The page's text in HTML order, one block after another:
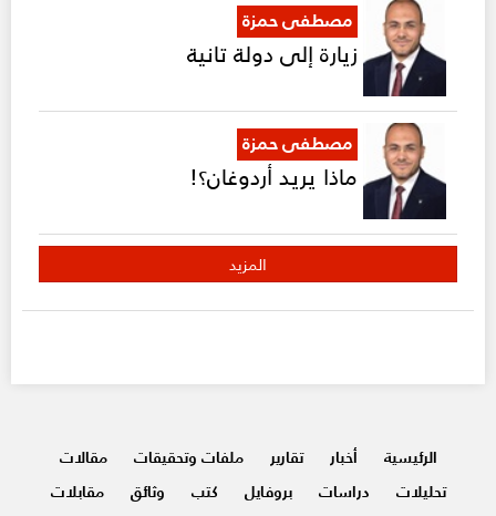
مصطفى حمزة
زيارة إلى دولة تانية
مصطفى حمزة
ماذا يريد أردوغان؟!
المزيد
الرئيسية أخبار تقارير ملفات وتحقيقات
مقالات
تحليلات
دراسات بروفايل كتب وثائق
مقابلات